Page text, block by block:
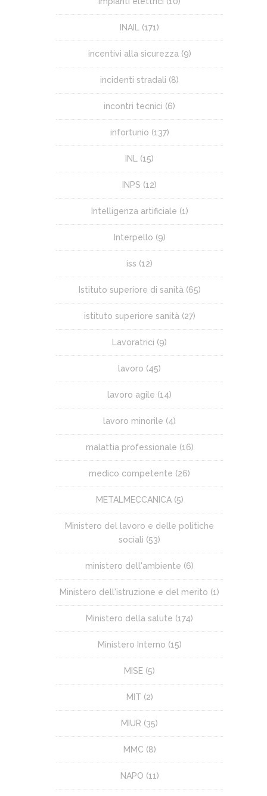
INAIL (171)
incentivi alla sicurezza (9)
incidenti stradali (8)
incontri tecnici (6)
infortunio (137)
INL (15)
INPS (12)
Intelligenza artificiale (1)
Interpello (9)
iss (12)
Istituto superiore di sanità (65)
istituto superiore sanità (27)
Lavoratrici (9)
lavoro (45)
lavoro agile (14)
lavoro minorile (4)
malattia professionale (16)
medico competente (26)
METALMECCANICA(5)
Ministero del lavoro e delle politiche
sociali (53)
ministero dell'ambiente (6)
Ministero dell'istruzione e del merito (1)
Ministero della salute (174)
Ministero Interno (15)
MISE (5)
MIT (2)
MIUR (35)
MMC (8)
NAPO (11)